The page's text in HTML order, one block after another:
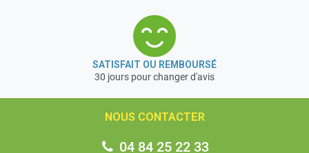
SATISFAIT OU REMBOURSÉ
30 jours pour changer d'avis
NOUS CONTACTER
04 84 25 22 33